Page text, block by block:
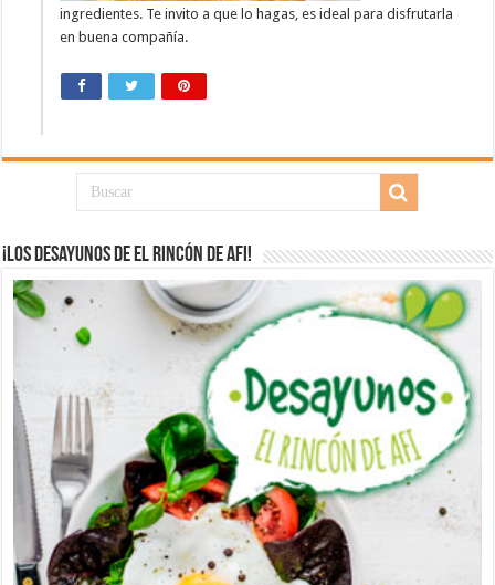
ingredientes. Te invito a que lo hagas, es ideal para disfrutarla
en buena compañía.
¡Los desayunos de El Rincón de Afi!